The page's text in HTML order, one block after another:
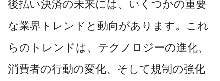
後払い決済の未来には、いくつかの重要
な業界トレンドと動向があります。これ
らのトレンドは、テクノロジーの進化、
消費者の行動の変化、そして規制の強化